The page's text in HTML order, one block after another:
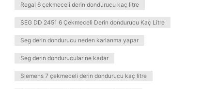
Regal 6 çekmeceli derin dondurucu kaç litre
SEG DD 2451 6 Çekmeceli Derin dondurucu Kaç Litre
Seg derin dondurucu neden karlanma yapar
Seg derin dondurucular ne kadar
Siemens 7 çekmeceli derin dondurucu kaç litre